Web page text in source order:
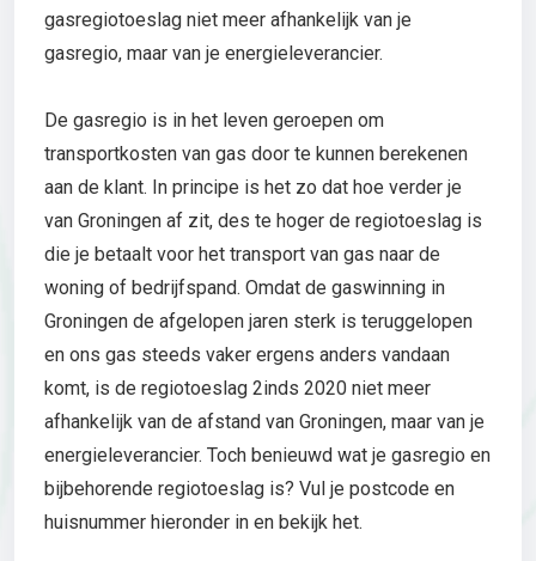
gasregiotoeslag niet meer afhankelijk van je
gasregio, maar van je energieleverancier.
De gasregio is in het leven geroepen om
transportkosten van gas door te kunnen berekenen
aan de klant. In principe is het zo dat hoe verder je
van Groningen af zit, des te hoger de regiotoeslag is
die je betaalt voor het transport van gas naar de
woning of bedrijfspand. Omdat de gaswinning in
Groningen de afgelopen jaren sterk is teruggelopen
en ons gas steeds vaker ergens anders vandaan
komt, is de regiotoeslag 2inds 2020 niet meer
afhankelijk van de afstand van Groningen, maar van je
energieleverancier. Toch benieuwd wat je gasregio en
bijbehorende regiotoeslag is? Vul je postcode en
huisnummer hieronder in en bekijk het.